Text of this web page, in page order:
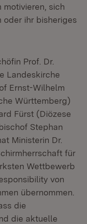
motivieren, sich
ihr bisheriges
Prof. Dr.
Landeskirche
Ernst-Wilhelm
Württemberg)
Fürst (Diözese
Stephan
Ministerin Dr.
für
Wettbewerb
von
übernommen.
die
die aktuelle